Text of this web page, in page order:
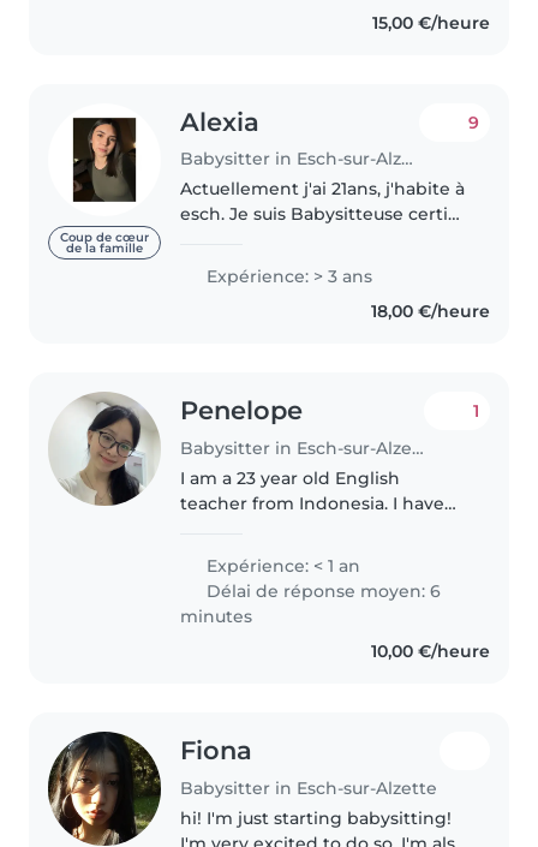
15,00 €/heure
Coup de cœur
de la famille
Alexia
Babysitter in Esch-sur-Alzette
9
Actuellement j'ai 21ans, j'habite à
esch. Je suis Babysitteuse certifié
Lors de mon temps libre, je
profite de m'occuper de vos
enfants { entre 1 mois..
Expérience: > 3 ans
18,00 €/heure
Penelope
Babysitter in Esch-sur-Alzette
1
I am a 23 year old English
teacher from Indonesia. I have
comfortable interacting with
them. I also get along well with
teenagers and older kids.
People..
Expérience: < 1 an
Délai de réponse moyen: 6
minutes
10,00 €/heure
Fiona
Babysitter in Esch-sur-Alzette
hi! I'm just starting babysitting!